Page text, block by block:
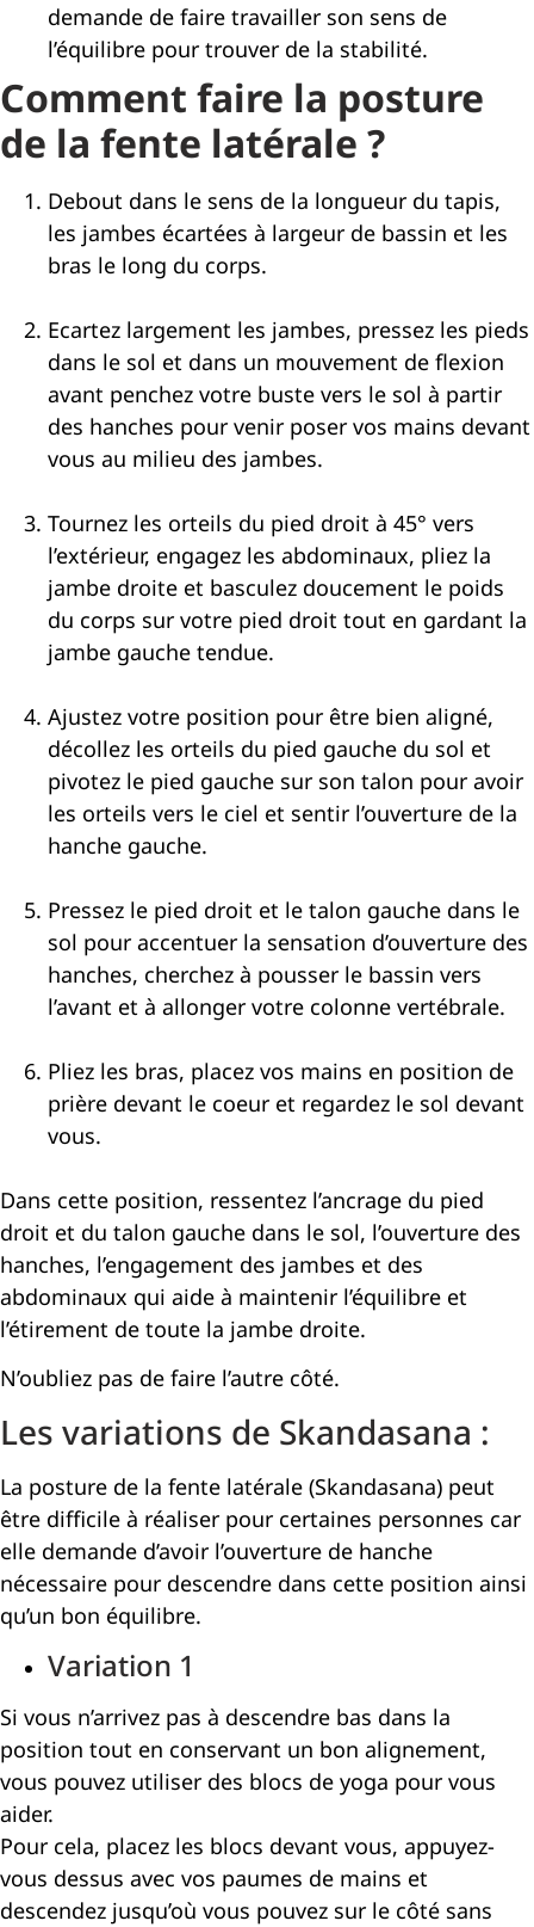
demande de faire travailler son sens de
l’équilibre pour trouver de la stabilité.
Comment faire la posture
de la fente latérale ?
Debout dans le sens de la longueur du tapis,
les jambes écartées à largeur de bassin et les
bras le long du corps.
Ecartez largement les jambes, pressez les pieds
dans le sol et dans un mouvement de flexion
avant penchez votre buste vers le sol à partir
des hanches pour venir poser vos mains devant
vous au milieu des jambes.
Tournez les orteils du pied droit à 45° vers
l’extérieur, engagez les abdominaux, pliez la
jambe droite et basculez doucement le poids
du corps sur votre pied droit tout en gardant la
jambe gauche tendue.
Ajustez votre position pour être bien aligné,
décollez les orteils du pied gauche du sol et
pivotez le pied gauche sur son talon pour avoir
les orteils vers le ciel et sentir l’ouverture de la
hanche gauche.
Pressez le pied droit et le talon gauche dans le
sol pour accentuer la sensation d’ouverture des
hanches, cherchez à pousser le bassin vers
l’avant et à allonger votre colonne vertébrale.
Pliez les bras, placez vos mains en position de
prière devant le coeur et regardez le sol devant
vous.
Dans cette position, ressentez l’ancrage du pied
droit et du talon gauche dans le sol, l’ouverture des
hanches, l’engagement des jambes et des
abdominaux qui aide à maintenir l’équilibre et
l’étirement de toute la jambe droite.
N’oubliez pas de faire l’autre côté.
Les variations de Skandasana :
La posture de la fente latérale (Skandasana) peut
être difficile à réaliser pour certaines personnes car
elle demande d’avoir l’ouverture de hanche
nécessaire pour descendre dans cette position ainsi
qu’un bon équilibre.
Variation 1
Si vous n’arrivez pas à descendre bas dans la
position tout en conservant un bon alignement,
vous pouvez utiliser des blocs de yoga pour vous
aider.
Pour cela, placez les blocs devant vous, appuyez-
vous dessus avec vos paumes de mains et
descendez jusqu’où vous pouvez sur le côté sans